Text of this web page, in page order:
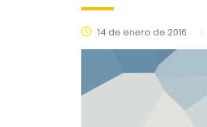
14 de enero de 2016